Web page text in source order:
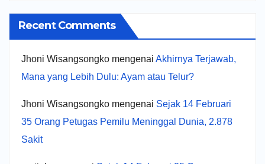
Recent Comments
Jhoni Wisangsongko mengenai Akhirnya Terjawab,
Mana yang Lebih Dulu: Ayam atau Telur?
Jhoni Wisangsongko mengenai Sejak 14 Februari
35 Orang Petugas Pemilu Meninggal Dunia, 2.878
Sakit